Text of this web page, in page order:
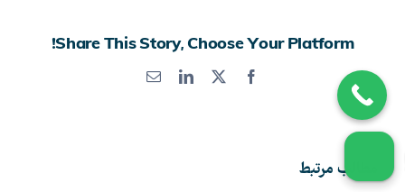
Share This Story, Choose Your Platform!
Facebook
X
LinkedInپست
مطالب مرتبط